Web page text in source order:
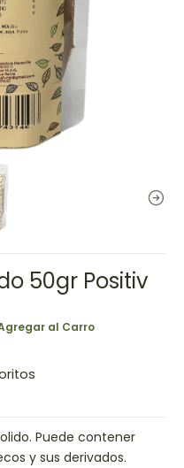
50gr Positiv
al Carro
Puede contener
y sus derivados.